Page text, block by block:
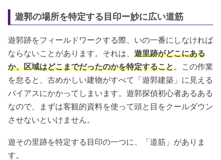
遊郭の場所を特定する目印ー妙に広い道筋
遊郭跡をフィールドワークする際、いの一番にしなければ
ならないことがあります。それは、 遊里跡がどこにある
か、区域はどこまでだったのかを特定すること。この作業
を怠ると、古めかしい建物がすべて「遊郭建築」に見える
バイアスにかかってしまいます。遊郭探偵初心者あるある
なので、まずは客観的資料を使って頭と目をクールダウン
させないといけません。
遊その里跡を特定する目印の一つに、「道筋」がありま
す。